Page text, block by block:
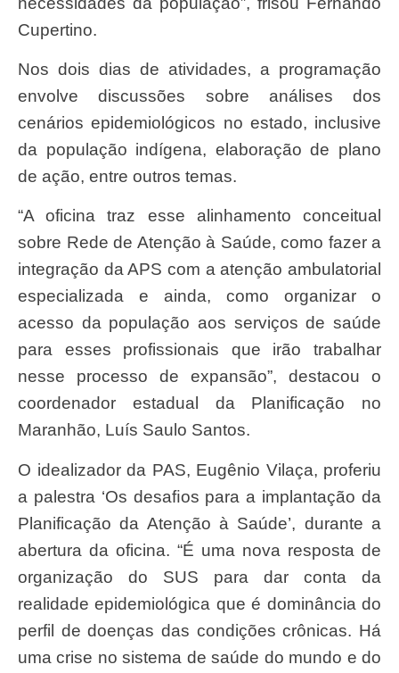
Cupertino.
Nos dois dias de atividades, a programação
envolve discussões sobre análises dos
cenários epidemiológicos no estado, inclusive
da população indígena, elaboração de plano
de ação, entre outros temas.
“A oficina traz esse alinhamento conceitual
sobre Rede de Atenção à Saúde, como fazer a
integração da APS com a atenção ambulatorial
especializada e ainda, como organizar o
acesso da população aos serviços de saúde
para esses profissionais que irão trabalhar
nesse processo de expansão”, destacou o
coordenador estadual da Planificação no
Maranhão, Luís Saulo Santos.
O idealizador da PAS, Eugênio Vilaça, proferiu
a palestra ‘Os desaﬁos para a implantação da
Planificação da Atenção à Saúde’, durante a
abertura da oficina. “É uma nova resposta de
organização do SUS para dar conta da
realidade epidemiológica que é dominância do
perfil de doenças das condições crônicas. Há
uma crise no sistema de saúde do mundo e do